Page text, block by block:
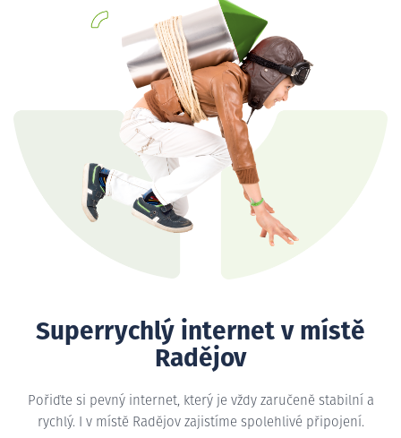
Superrychlý internet v místě
Radějov
Pořiďte si pevný internet, který je vždy zaručeně stabilní a
rychlý. I v místě Radějov zajistíme spolehlivé připojení.